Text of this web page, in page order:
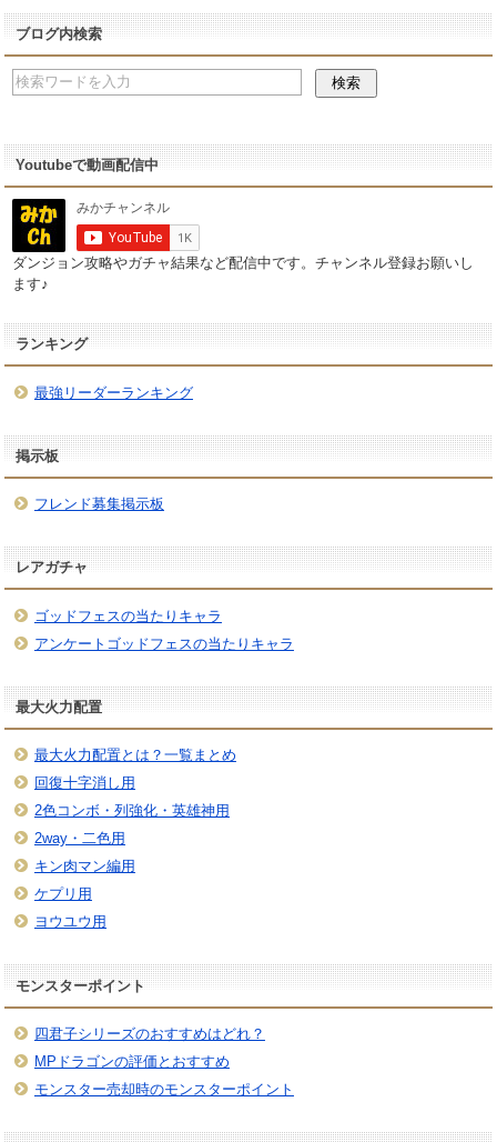
ブログ内検索
Youtubeで動画配信中
ダンジョン攻略やガチャ結果など配信中です。チャンネル登録お願いし
ます♪
ランキング
最強リーダーランキング
掲示板
フレンド募集掲示板
レアガチャ
ゴッドフェスの当たりキャラ
アンケートゴッドフェスの当たりキャラ
最大火力配置
最大火力配置とは？一覧まとめ
回復十字消し用
2色コンボ・列強化・英雄神用
2way・二色用
キン肉マン編用
ケプリ用
ヨウユウ用
モンスターポイント
四君子シリーズのおすすめはどれ？
MPドラゴンの評価とおすすめ
モンスター売却時のモンスターポイント